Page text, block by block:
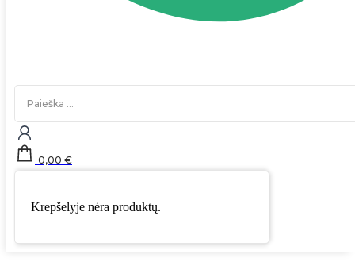
Search
0,00 €
Krepšelyje nėra produktų.